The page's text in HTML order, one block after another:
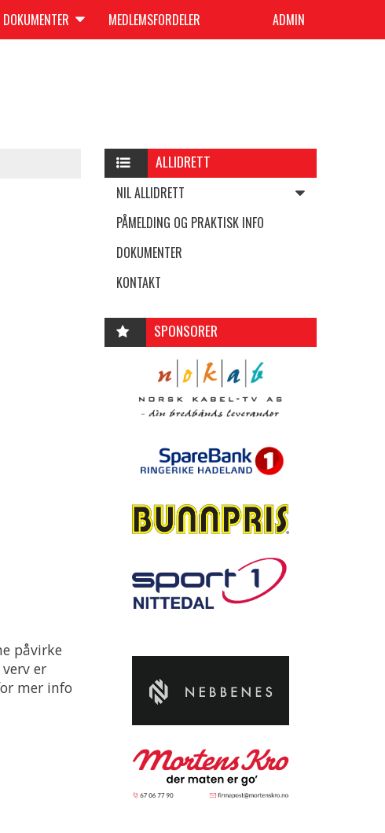
MEDLEMSFORDELER ADMIN
påvirke
er
mer info
ALLIDRETT
NIL ALLIDRETT
PÅMELDING OG PRAKTISK INFO
DOKUMENTER
KONTAKT
SPONSORER